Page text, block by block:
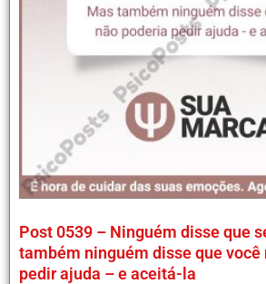
Post 0539 – Ninguém disse que
também ninguém disse que você
pedir ajuda – e aceitá-la